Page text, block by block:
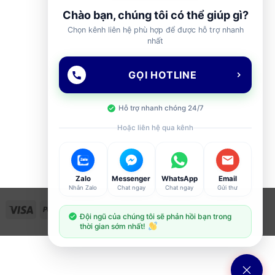
Visa PayPal Stripe MasterCard
Cash
On
Delivery
Chào bạn, chúng tôi có thể giúp gì?
Chọn kênh liên hệ phù hợp để được hỗ trợ nhanh
nhất
GỌI HOTLINE
Hỗ trợ nhanh chóng 24/7
Hoặc liên hệ qua kênh
Zalo
Nhắn Zalo
Messenger
Chat ngay
WhatsApp
Chat ngay
Email
Gửi thư
Đội ngũ của chúng tôi sẽ phản hồi bạn trong
thời gian sớm nhất!